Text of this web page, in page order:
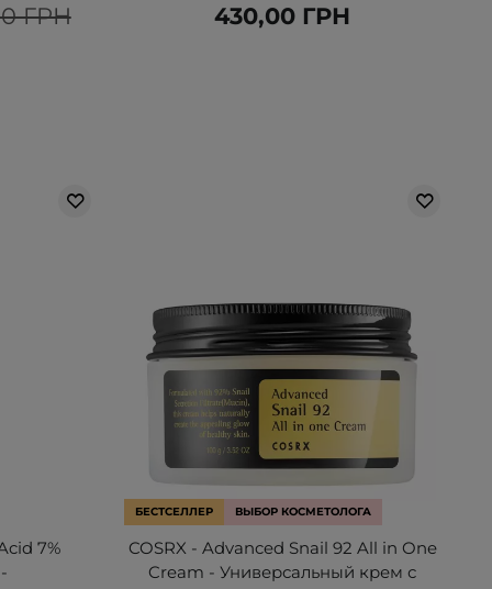
ГРН 430,00 ГРН
7%
БЕСТСЕЛЛЕР ВЫБОР КОСМЕТОЛОГА
COSRX - Advanced Snail 92 All in One
Cream - Универсальный крем с